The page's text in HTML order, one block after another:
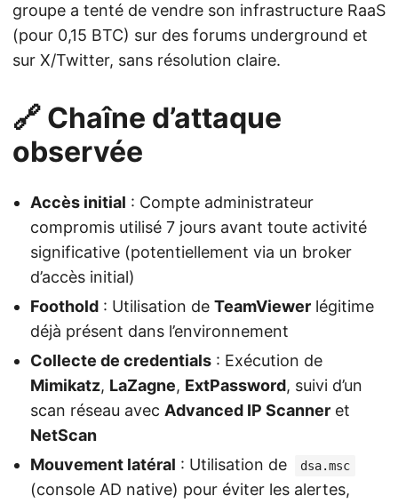
groupe a tenté de vendre son infrastructure RaaS
(pour 0,15 BTC) sur des forums underground et
sur X/Twitter, sans résolution claire.
🔗 Chaîne d’attaque
observée
Accès initial : Compte administrateur
compromis utilisé 7 jours avant toute activité
significative (potentiellement via un broker
d’accès initial)
Foothold : Utilisation de TeamViewer légitime
déjà présent dans l’environnement
Collecte de credentials : Exécution de
Mimikatz, LaZagne, ExtPassword, suivi d’un
scan réseau avec Advanced IP Scanner et
NetScan
Mouvement latéral : Utilisation de dsa.msc
(console AD native) pour éviter les alertes,